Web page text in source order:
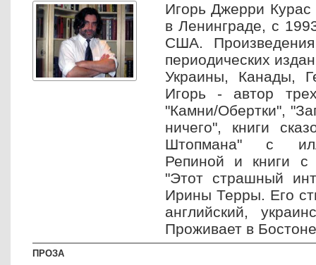
Игорь Джерри Курас
в Ленинграде, с
США.
периодических
Украины, Канады,
Игорь - автор
"Камни/Обертки",
ничего", книги
Штопмана" с
Репиной и книги с
"Этот страшный
Ирины Терры. Его
английский,
Проживает в
ПРОЗА